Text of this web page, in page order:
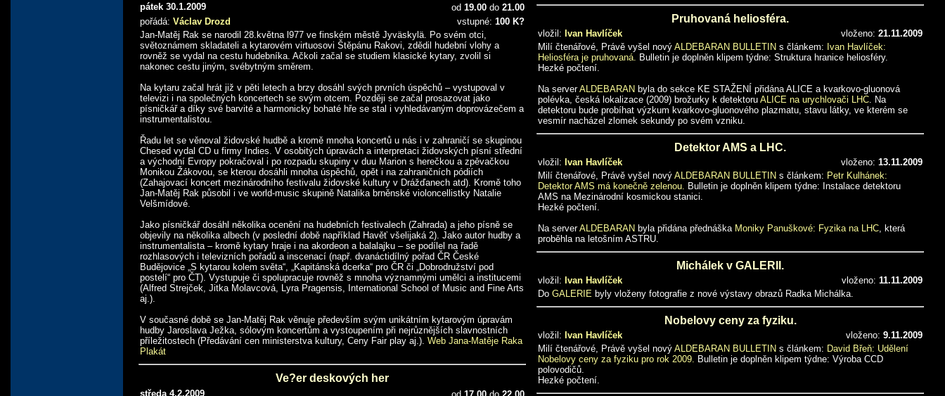
pátek 30.1.2009 od 19.00 do 21.00
pořádá: Václav Drozd vstupné: 100 K?
Jan-Matěj Rak se narodil 28.května l977 ve finském městě Jyväskylä. Po svém otci,
světoznámem skladateli a kytarovém virtuosovi Štěpánu Rakovi, zdědil hudební vlohy a
rovněž se vydal na cestu hudebníka. Ačkoli začal se studiem klasické kytary, zvolil si
nakonec cestu jiným, svébytným směrem.
Na kytaru začal hrát již v pěti letech a brzy dosáhl svých prvních úspěchů – vystupoval v
televizi i na společných koncertech se svým otcem. Později se začal prosazovat jako
písničkář a díky své barvité a harmonicky bohaté hře se stal i vyhledávaným doprovázečem a
instrumentalistou.
Řadu let se věnoval židovské hudbě a kromě mnoha koncertů u nás i v zahraničí se skupinou
Chesed vydal CD u firmy Indies. V osobitých úpravách a interpretaci židovských písní střední
a východní Evropy pokračoval i po rozpadu skupiny v duu Marion s herečkou a zpěvačkou
Monikou Žákovou, se kterou dosáhli mnoha úspěchů, opět i na zahraničních pódiích
(Zahajovací koncert mezinárodního festivalu židovské kultury v Drážďanech atd). Kromě toho
Jan-Matěj Rak působil i ve world-music skupině Natalika brněnské violoncellistky Natalie
Velšmídové.
Jako písničkář dosáhl několika ocenění na hudebních festivalech (Zahrada) a jeho písně se
objevily na několika albech (v poslední době například Havěť všelijaká 2). Jako autor hudby a
instrumentalista – kromě kytary hraje i na akordeon a balalajku – se podílel na řadě
rozhlasových i televizních pořadů a inscenací (např. dvanáctidílný pořad ČR České
Budějovice „S kytarou kolem světa“, „Kapitánská dcerka“ pro ČR či „Dobrodružství pod
postelí“ pro ČT). Vystupuje či spolupracuje rovněž s mnoha významnými umělci a institucemi
(Alfred Strejček, Jitka Molavcová, Lyra Pragensis, International School of Music and Fine Arts
aj.).
V současné době se Jan-Matěj Rak věnuje především svým unikátním kytarovým úpravám
hudby Jaroslava Ježka, sólovým koncertům a vystoupením při nejrůznějších slavnostních
příležitostech (Předávání cen ministerstva kultury, Ceny Fair play aj.). Web Jana-Matěje Raka
Plakát
Ve?er deskových her
středa 4.2.2009
Pruhovaná heliosféra.
vložil: Ivan Havlíček vloženo: 21.11.2009
Milí čtenářové, Právě vyšel nový ALDEBARAN BULLETIN s článkem: Ivan Havlíček:
Heliosféra je pruhovaná. Bulletin je doplněn klipem týdne: Struktura hranice heliosféry.
Hezké počtení.
Na serverALDEBARAN byla do sekce KE STAŽENÍ přidána ALICE a kvarkovo-gluonová
polévka, česká lokalizace (2009) brožurky k detektoru ALICE na urychlovači LHC . Na
detektoru bude probíhat výzkum kvarkovo-gluonového plazmatu, stavu látky, ve kterém se
vesmír nacházel zlomek sekundy po svém vzniku.
Detektor AMS a LHC.
vložil: Ivan Havlíček vloženo: 13.11.2009
Milí čtenářové, Právě vyšel nový ALDEBARAN BULLETIN s článkem: Petr Kulhánek:
Detektor AMS má konečně zelenou. Bulletin je doplněn klipem týdne: Instalace detektoru
AMS na Mezinárodní kosmickou stanici.
Hezké počtení.
Na serverALDEBARAN byla přidána přednáška Moniky Panuškové: Fyzika na LHC , která
proběhla na letošním ASTRU.
Michálek v GALERII.
vložil: Ivan Havlíček vloženo: 11.11.2009
Do GALERIE byly vloženy fotografie z nové výstavy obrazů Radka Michálka.
Nobelovy ceny za fyziku.
vložil: Ivan Havlíček vloženo: 9.11.2009
Milí čtenářové, Právě vyšel nový ALDEBARAN BULLETIN s článkem: David Břeň: Udělení
Nobelovy ceny za fyziku pro rok 2009. Bulletin je doplněn klipem týdne: Výroba CCD
polovodičů.
Hezké počtení.